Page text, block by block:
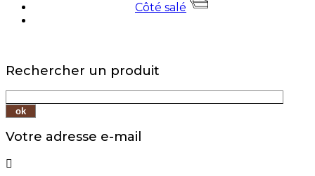
Côté salé
Rechercher un produit
Votre adresse e-mail
